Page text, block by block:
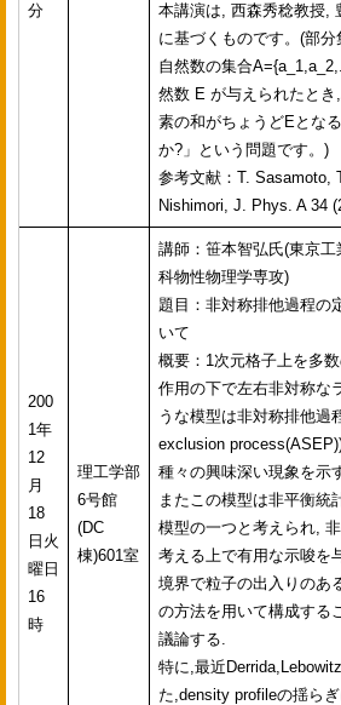
分
本講演は, 西森秀稔教授,
に基づくものです。(部
自然数の集合
然数 E が与えられたと
素の和がちょうどEとな
か?」という問題です。)
参考文献：T. Sasamoto,
Nishimori, J. Phys. A 34
200
1年
12
月
18
日火
曜日
16
時
理工学部
6号館
(DC
棟)601室
講師：笹本智弘氏(東京
科物性物理学専攻)
題目：非対称排他過程の
いて
概要：1次元格子上を多
作用の下で左右非対称な
うな模型は非対称排他過
exclusion
種々の興味深い現象を示
またこの模型は非平衡統
模型の一つと考えられ,
考える上で有用な示唆を
境界で粒子の出入りのあ
の方法を用いて構成する
議論する.
特に,最近
た,density profileの揺ら